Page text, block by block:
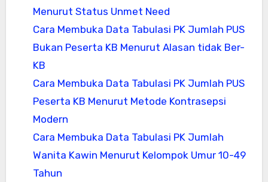
Menurut Status Unmet Need
Cara Membuka Data Tabulasi PK Jumlah PUS
Bukan Peserta KB Menurut Alasan tidak Ber-
KB
Cara Membuka Data Tabulasi PK Jumlah PUS
Peserta KB Menurut Metode Kontrasepsi
Modern
Cara Membuka Data Tabulasi PK Jumlah
Wanita Kawin Menurut Kelompok Umur 10-49
Tahun